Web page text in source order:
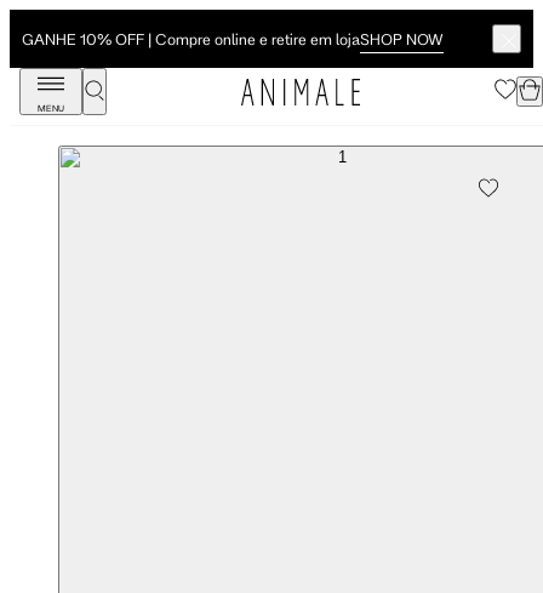
GANHE 10% OFF | Compre online e retire em lojaSHOP NOW
MENU